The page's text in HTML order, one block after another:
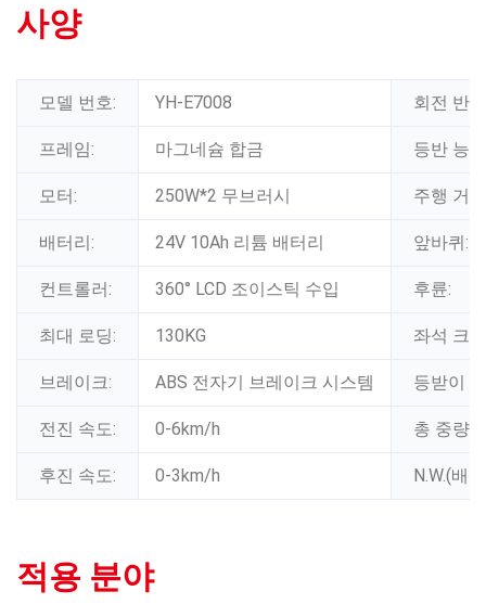
사양
모델 번호: YH-E7008 회전 반
프레임: 마그네슘 합금 등반 능
모터: 250W*2 무브러시 주행 거
배터리: 24V 10Ah 리튬 배터리 앞바퀴:
컨트롤러: 360° LCD 조이스틱 수입 후륜:
최대 로딩: 130KG 좌석 크
브레이크: ABS 전자기 브레이크 시스템 등받이
전진 속도: 0-6km/h 총 중량:
후진 속도: 0-3km/h N.W.(배
적용 분야